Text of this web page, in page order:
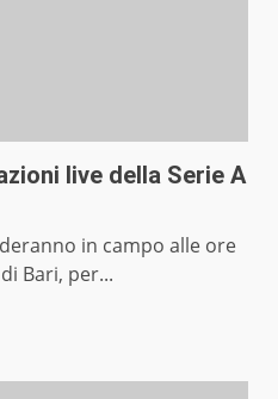
live della Serie A
in campo alle ore
Bari, per...